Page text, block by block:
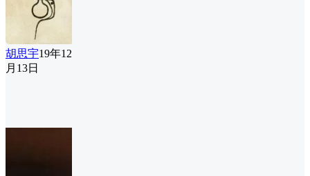
胡思宇19年12
月13日